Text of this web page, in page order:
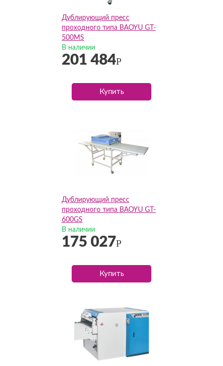
Дублирующий пресс
проходного типа BAOYU GT-
500MS
В наличии
201 484Р
Купить
Дублирующий пресс
проходного типа BAOYU GT-
600GS
В наличии
175 027Р
Купить